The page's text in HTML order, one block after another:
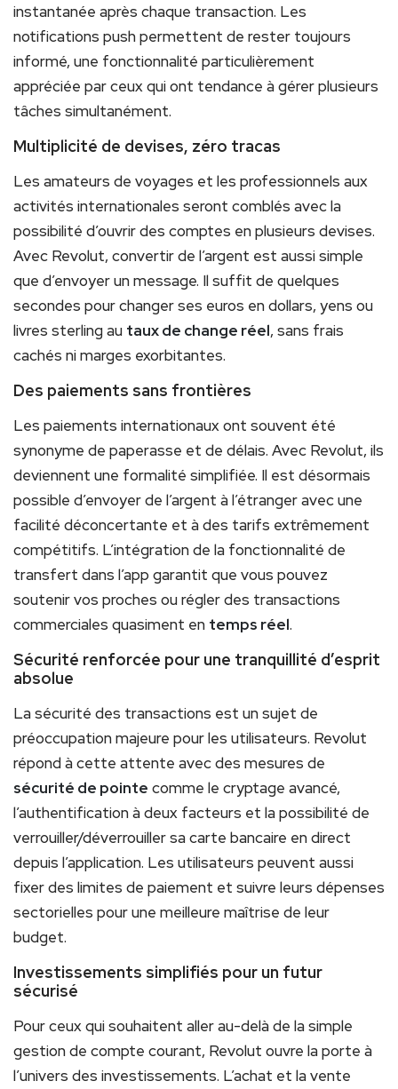
instantanée après chaque transaction. Les
notifications push permettent de rester toujours
informé, une fonctionnalité particulièrement
appréciée par ceux qui ont tendance à gérer plusieurs
tâches simultanément.
Multiplicité de devises, zéro tracas
Les amateurs de voyages et les professionnels aux
activités internationales seront comblés avec la
possibilité d’ouvrir des comptes en plusieurs devises.
Avec Revolut, convertir de l’argent est aussi simple
que d’envoyer un message. Il suffit de quelques
secondes pour changer ses euros en dollars, yens ou
livres sterling au taux de change réel, sans frais
cachés ni marges exorbitantes.
Des paiements sans frontières
Les paiements internationaux ont souvent été
synonyme de paperasse et de délais. Avec Revolut, ils
deviennent une formalité simplifiée. Il est désormais
possible d’envoyer de l’argent à l’étranger avec une
facilité déconcertante et à des tarifs extrêmement
compétitifs. L’intégration de la fonctionnalité de
transfert dans l’app garantit que vous pouvez
soutenir vos proches ou régler des transactions
commerciales quasiment en temps réel.
Sécurité renforcée pour une tranquillité d’esprit
absolue
La sécurité des transactions est un sujet de
préoccupation majeure pour les utilisateurs. Revolut
répond à cette attente avec des mesures de
sécurité de pointe comme le cryptage avancé,
l’authentification à deux facteurs et la possibilité de
verrouiller/déverrouiller sa carte bancaire en direct
depuis l’application. Les utilisateurs peuvent aussi
fixer des limites de paiement et suivre leurs dépenses
sectorielles pour une meilleure maîtrise de leur
budget.
Investissements simplifiés pour un futur
sécurisé
Pour ceux qui souhaitent aller au-delà de la simple
gestion de compte courant, Revolut ouvre la porte à
l’univers des investissements. L’achat et la vente